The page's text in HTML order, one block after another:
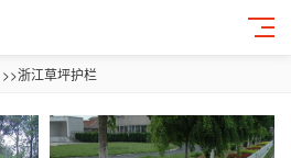
>>浙江草坪护栏